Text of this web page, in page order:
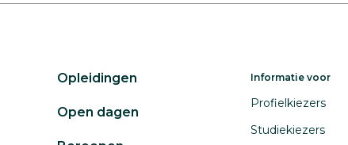
Opleidingen
Open dagen
Informatie voor
Profielkiezers
Studiekiezers